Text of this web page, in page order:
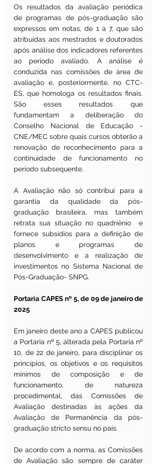
Os resultados da avaliação periódica
de programas de pós-graduação são
expressos em notas, de 1 a 7, que são
atribuídas aos mestrados e doutorados
após análise dos indicadores referentes
ao período avaliado. A análise é
conduzida nas comissões de área de
avaliação e, posteriormente, no CTC-
ES, que homologa os resultados finais.
São esses resultados que
fundamentam a deliberação do
Conselho Nacional de Educação -
CNE/MEC sobre quais cursos obterão a
renovação de reconhecimento para a
continuidade de funcionamento no
período subsequente.
A Avaliação não só contribui para a
garantia da qualidade da pós-
graduação brasileira, mas também
retrata sua situação no quadriênio  e
fornece subsídios para a definição de
planos e programas de
desenvolvimento e a realização de
investimentos no Sistema Nacional de
Pós-Graduação- SNPG.
Portaria CAPES nº 5, de 09 de janeiro de
2025
Em janeiro deste ano a CAPES publicou
a Portaria nº 5, alterada pela Portaria nº
10, de 22 de janeiro, para disciplinar os
princípios, os objetivos e os requisitos
mínimos de composição e de
funcionamento, de natureza
procedimental, das Comissões de
Avaliação destinadas às ações da
Avaliação de Permanência da pós-
graduação stricto sensu no país.
De acordo com a norma, as Comissões
de Avaliação são sempre de caráter